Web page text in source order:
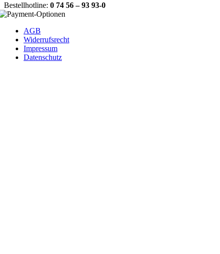
Bestellhotline: 0 74 56 – 93 93-0
AGB
Widerrufsrecht
Impressum
Datenschutz